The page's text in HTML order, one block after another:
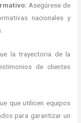
Asegúrese de
nacionales y
la trayectoria de la
de clientes
que utilicen equipos
para garantizar un